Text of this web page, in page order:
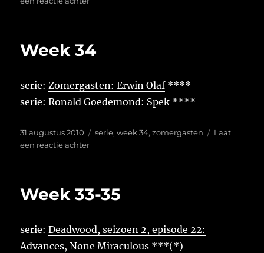
Week 34
serie:Zomergasten: Erwin Olaf****
serie:Ronald Goedemond: Spek ****
Geplaatst
op
31 augustus 2010 Tags
serie,week 34,zomergasten
Laat
een reactie achterop
Week 33-35
serie:Deadwood, seizoen 2, episode 22:
Advances, None Miraculous ***(*)